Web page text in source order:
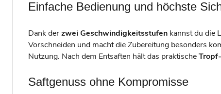
Einfache Bedienung und höchste
Dank derzwei Geschwindigkeitsstufen kannst du die
Vorschneiden und macht die Zubereitung besonders
Nutzung. Nach dem Entsaften hält das praktische
Saftgenuss ohne Kompromisse